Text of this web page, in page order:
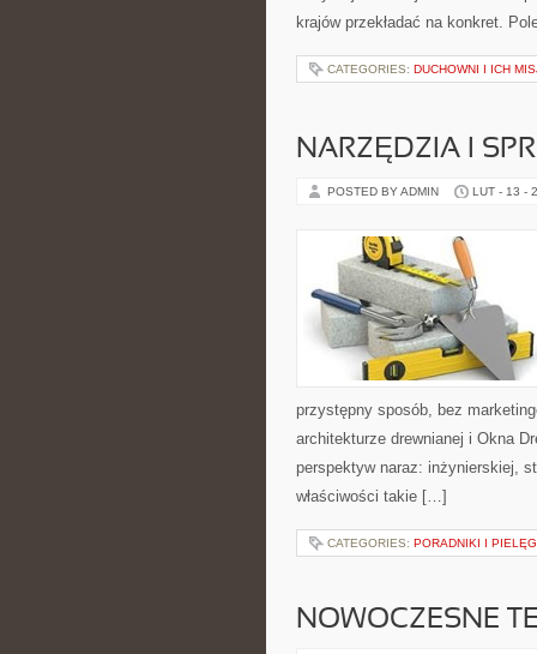
krajów przekładać na konkret.
CATEGORIES: DUCHOWNI I ICH
NARZĘDZIA I
POSTED BY ADMIN LUT - 13 -
przystępny sposób, bez
architekturze drewnianej i Okna
perspektyw naraz: inżynierskiej,
właściwości takie […]
CATEGORIES: PORADNIKI I
NOWOCZESNE